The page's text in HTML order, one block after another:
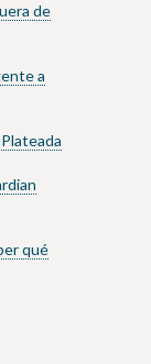
de
a
qué